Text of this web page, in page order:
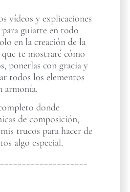
vídeos y explicaciones
para guiarte en todo
en la creación de la
te mostraré cómo
ponerlas con gracia y
todos los elementos
armonía.
donde
de composición,
trucos para hacer de
algo especial.